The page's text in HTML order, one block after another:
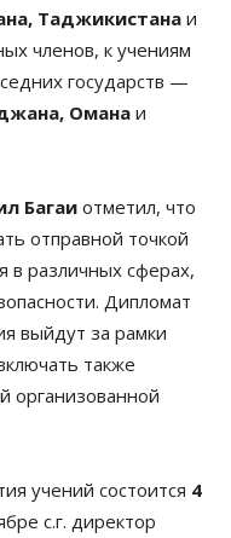
Таджикистана и
членов, к учениям
государств —
Оманаи
Багаи отметил, что
отправной точкой
в различных сферах,
Дипломат
выйдут за рамки
также
организованной
учений состоится 4
с.г. директор